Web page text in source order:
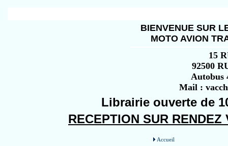
BIENVENUE SUR
MOTO AVION
15
92500
Autobus
Mail :
Librairie ouverte de
RECEPTION SUR
Accueil